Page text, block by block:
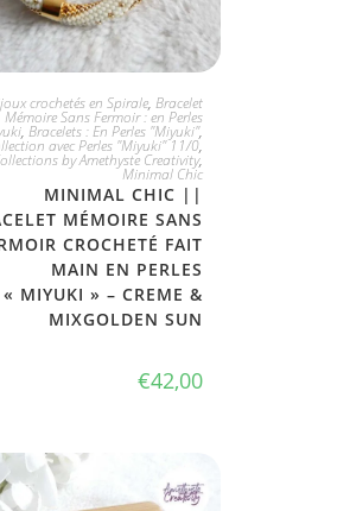
JE L'ADOPTE
crochetés en Spirale, Bracelet
Mémoire Sans Fermoir : en Perles
, Bracelets : En Perles "Miyuki",
avec Perles "Miyuki" 11/0,
by Amethyste Creativity,
Minimal Chic
MINIMAL CHIC ||
MÉMOIRE SANS
CROCHETÉ FAIT
MAIN EN PERLES
« MIYUKI » – CREME &
MIXGOLDEN SUN
€42,00